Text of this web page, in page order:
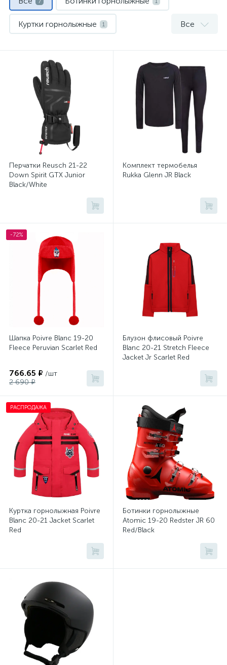
Куртки горнолыжные 1
Флис и кофты Шлемы
Все
Перчатки Reusch 21-22
Down Spirit GTX Junior
Black/White
Комплект термобелья
Rukka Glenn JR Black
-72%
Шапка Poivre Blanc 19-20
Fleece Peruvian Scarlet Red
766.65 ₽ /шт
2 690 ₽
Блузон флисовый Poivre
Blanc 20-21 Stretch Fleece
Jacket Jr Scarlet Red
РАСПРОДАЖА
Куртка горнолыжная Poivre
Blanc 20-21 Jacket Scarlet
Red
Ботинки горнолыжные
Atomic 19-20 Redster JR 60
Red/Black